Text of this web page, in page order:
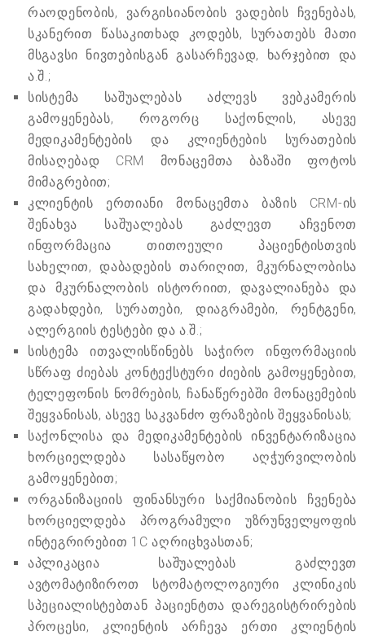
რაოდენობის, ვარგისიანობის ვადების ჩვენებას,
სკანერით წასაკითხად კოდებს, სურათებს მათი
მსგავსი ნივთებისგან გასარჩევად, ხარჯებით და
ა.შ.;
სისტემა საშუალებას აძლევს ვებკამერის
გამოყენებას, როგორც საქონლის, ასევე
მედიკამენტების და კლიენტების სურათების
მისაღებად CRM მონაცემთა ბაზაში ფოტოს
მიმაგრებით;
კლიენტის ერთიანი მონაცემთა ბაზის CRM-ის
შენახვა საშუალებას გაძლევთ აჩვენოთ
ინფორმაცია თითოეული პაციენტისთვის
სახელით, დაბადების თარიღით, მკურნალობისა
და მკურნალობის ისტორიით, დავალიანება და
გადახდები, სურათები, დიაგრამები, რენტგენი,
ალერგიის ტესტები და ა.შ.;
სისტემა ითვალისწინებს საჭირო ინფორმაციის
სწრაფ ძიებას კონტექსტური ძიების გამოყენებით,
ტელეფონის ნომრების, ჩანაწერებში მონაცემების
შეყვანისას, ასევე საკვანძო ფრაზების შეყვანისას;
საქონლისა და მედიკამენტების ინვენტარიზაცია
ხორციელდება სასაწყობო აღჭურვილობის
გამოყენებით;
ორგანიზაციის ფინანსური საქმიანობის ჩვენება
ხორციელდება პროგრამული უზრუნველყოფის
ინტეგრირებით 1C აღრიცხვასთან;
აპლიკაცია საშუალებას გაძლევთ
ავტომატიზიროთ სტომატოლოგიური კლინიკის
სპეციალისტებთან პაციენტთა დარეგისტრირების
პროცესი, კლიენტის არჩევა ერთი კლიენტის